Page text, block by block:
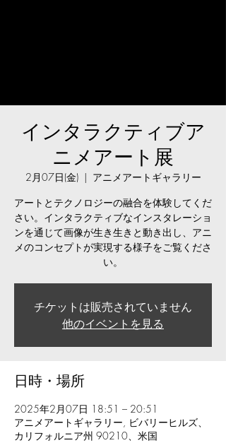
インタラクティブア
ニメアート展
2月07日(金)
  |
アニメアートギャラリー
アートとテクノロジーの融合を体験してくだ
さい。インタラクティブなインスタレーショ
ンを通じて画像が生き生きと動き出し、アニ
メのコンセプトが実現する様子をご覧くださ
い。
チケットは販売されていません
他のイベントを見る
日時・場所
2025年2月07日 18:51 – 20:51
アニメアートギャラリー, ビバリーヒルズ、
カリフォルニア州 90210、米国